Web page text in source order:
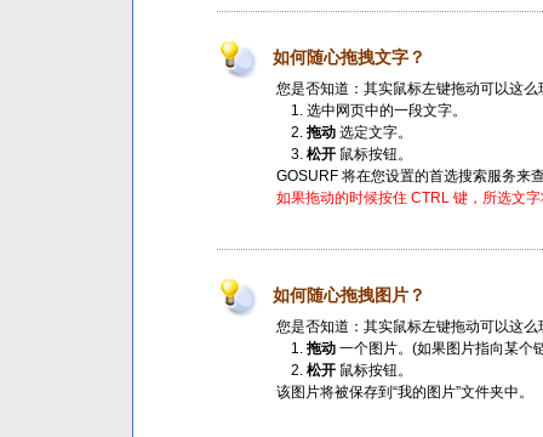
如何随心拖拽文字？
您是否知道：其实鼠标左键拖动可以这么
选中网页中的一段文字。
拖动选定文字。
松开鼠标按钮。
GOSURF 将在您设置的首选搜索服务来
如果拖动的时候按住 CTRL 键，所选文
如何随心拖拽图片？
您是否知道：其实鼠标左键拖动可以这么
拖动一个图片。(如果图片指向某个
松开鼠标按钮。
该图片将被保存到“我的图片”文件夹中。